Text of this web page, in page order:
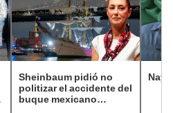
Sheinbaum pidió no
politizar el accidente del
buque mexicano